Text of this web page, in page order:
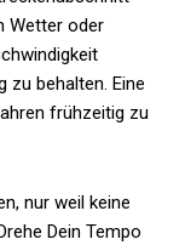
Wetter oder
zu behalten. Eine
frühzeitig zu
nur weil keine
Dein Tempo